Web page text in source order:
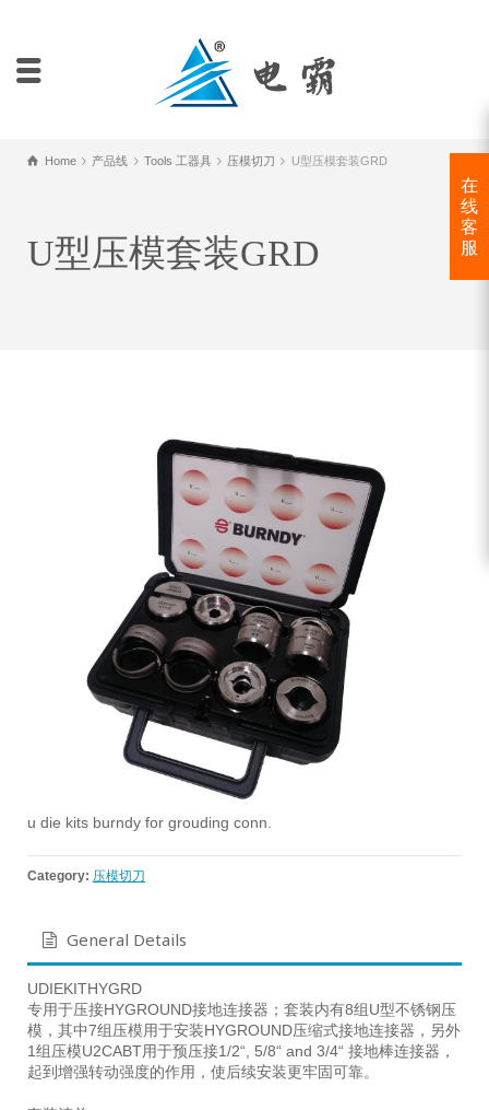
Home 产品线 Tools 工器具 压模切刀 U型压模套装GRD
U型压模套装GRD
u die kits burndy for grouding conn.
Category: 压模切刀
General Details
UDIEKITHYGRD
专用于压接HYGROUND接地连接器；套装内有8组U型不锈钢压
模，其中7组压模用于安装HYGROUND压缩式接地连接器，另外
1组压模U2CABT用于预压接1/2“, 5/8“ and 3/4“ 接地棒连接器，
起到增强转动强度的作用，使后续安装更牢固可靠。
在
线
客
服